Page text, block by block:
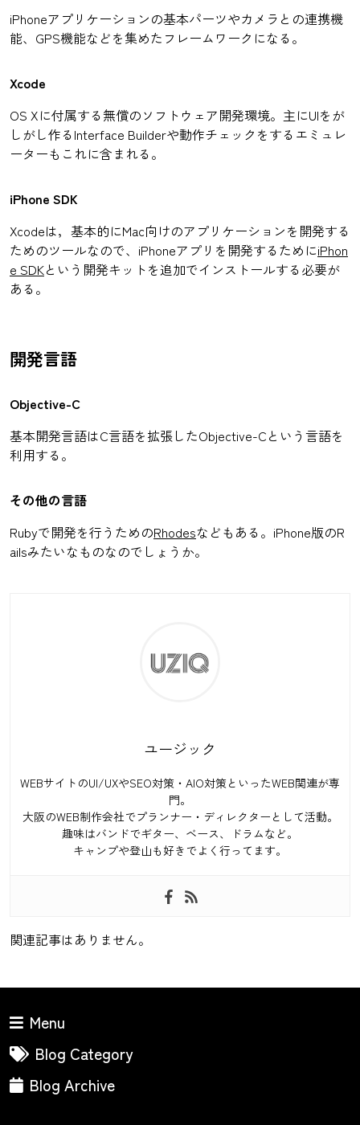
iPhoneアプリケーションの基本パーツやカメラとの連携機
能、GPS機能などを集めたフレームワークになる。
Xcode
OS Xに付属する無償のソフトウェア開発環境。主にUIをが
しがし作るInterface Builderや動作チェックをするエミュレ
ーターもこれに含まれる。
iPhone SDK
Xcodeは，基本的にMac向けのアプリケーションを開発する
ためのツールなので、iPhoneアプリを開発するためにiPhon
e SDKという開発キットを追加でインストールする必要が
ある。
開発言語
Objective-C
基本開発言語はC言語を拡張したObjective-Cという言語を
利用する。
その他の言語
Rubyで開発を行うためのRhodesなどもある。iPhone版のR
ailsみたいなものなのでしょうか。
ユージック
WEBサイトのUI/UXやSEO対策・AIO対策といったWEB関連が専
門。
大阪のWEB制作会社でプランナー・ディレクターとして活動。
趣味はバンドでギター、ベース、ドラムなど。
キャンプや登山も好きでよく行ってます。
関連記事はありません。
Menu
Blog Category
Blog Archive